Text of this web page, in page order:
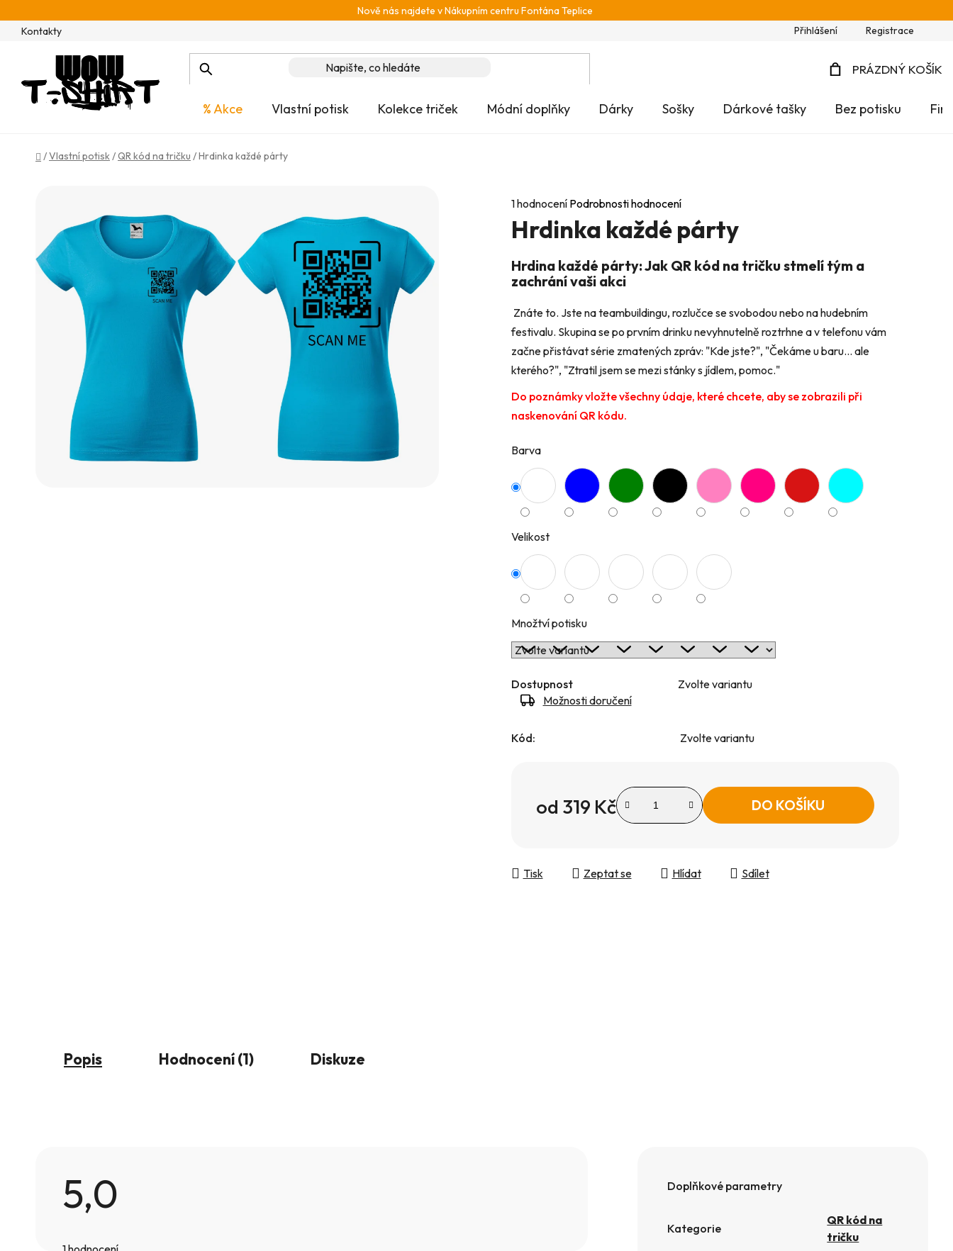
na
obsah
Nově nás najdete v Nákupním centru Fontána Teplice
Kontakty
Přihlášení Registrace
PRÁZDNÝ KOŠÍK
% Akce Vlastní potisk Kolekce triček Módní doplňky Dárky Sošky Dárkové tašky Bez potisku
Domů
/Vlastní potisk/QR kód na tričku /Hrdinka každé párty
Průměrné
hodnocení
produktu
je
5,0
5
hvězdiček.
1 hodnocení Podrobnosti hodnocení
Hrdinka každé párty
Hrdina každé párty: Jak QR kód na tričku stmelí tým a
zachrání vaši akci
Znáte to. Jste na teambuildingu, rozlučce se svobodou nebo na hudebním
festivalu. Skupina se po prvním drinku nevyhnutelně roztrhne a v telefonu vám
začne přistávat série zmatených zpráv: "Kde jste?", "Čekáme u baru... ale
kterého?", "Ztratil jsem se mezi stánky s jídlem, pomoc."
Do poznámky vložte všechny údaje, které chcete, aby se zobrazili při
naskenování QR kódu.
Barva
Velikost
Množtví potisku
Dostupnost
Zvolte variantu
Možnosti doručení
Kód: Zvolte variantu
od 319 Kč DO KOŠÍKU
Tisk Zeptat se Hlídat Sdílet
Popis Hodnocení (1) Diskuze
5,0 Doplňkové parametry
Kategorie
QR kód na
tričku